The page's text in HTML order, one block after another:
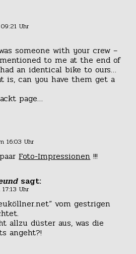
Uhr
someone with your crew –
to me at the end of
an identical bike to ours…
is, can you have them get a
page…
16:03 Uhr
Foto-Impressionen !!!
sagt:
Uhr
vom gestrigen
allzu düster aus, was die
angeht?!